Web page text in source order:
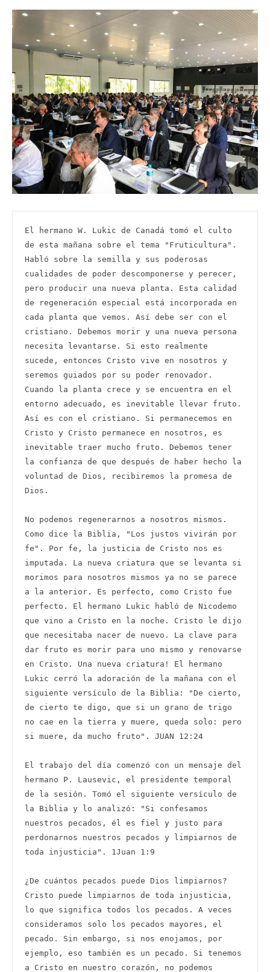
El hermano W. Lukic de Canadá tomó el culto
de esta mañana sobre el tema "Fruticultura".
Habló sobre la semilla y sus poderosas
cualidades de poder descomponerse y perecer,
pero producir una nueva planta. Esta calidad
de regeneración especial está incorporada en
cada planta que vemos. Así debe ser con el
cristiano. Debemos morir y una nueva persona
necesita levantarse. Si esto realmente
sucede, entonces Cristo vive en nosotros y
seremos guiados por su poder renovador.
Cuando la planta crece y se encuentra en el
entorno adecuado, es inevitable llevar fruto.
Así es con el cristiano. Si permanecemos en
Cristo y Cristo permanece en nosotros, es
inevitable traer mucho fruto. Debemos tener
la confianza de que después de haber hecho la
voluntad de Dios, recibiremos la promesa de
Dios.
No podemos regenerarnos a nosotros mismos.
Como dice la Biblia, "Los justos vivirán por
fe". Por fe, la justicia de Cristo nos es
imputada. La nueva criatura que se levanta si
morimos para nosotros mismos ya no se parece
a la anterior. Es perfecto, como Cristo fue
perfecto. El hermano Lukic habló de Nicodemo
que vino a Cristo en la noche. Cristo le dijo
que necesitaba nacer de nuevo. La clave para
dar fruto es morir para uno mismo y renovarse
en Cristo. Una nueva criatura! El hermano
Lukic cerró la adoración de la mañana con el
siguiente versículo de la Biblia: "De cierto,
de cierto te digo, que si un grano de trigo
no cae en la tierra y muere, queda solo: pero
si muere, da mucho fruto". JUAN 12:24
El trabajo del día comenzó con un mensaje del
hermano P. Lausevic, el presidente temporal
de la sesión. Tomó el siguiente versículo de
la Biblia y lo analizó: "Si confesamos
nuestros pecados, él es fiel y justo para
perdonarnos nuestros pecados y limpiarnos de
toda injusticia". 1Juan 1:9
¿De cuántos pecados puede Dios limpiarnos?
Cristo puede limpiarnos de toda injusticia,
lo que significa todos los pecados. A veces
consideramos solo los pecados mayores, el
pecado. Sin embargo, si nos enojamos, por
ejemplo, eso también es un pecado. Si tenemos
a Cristo en nuestro corazón, no podemos